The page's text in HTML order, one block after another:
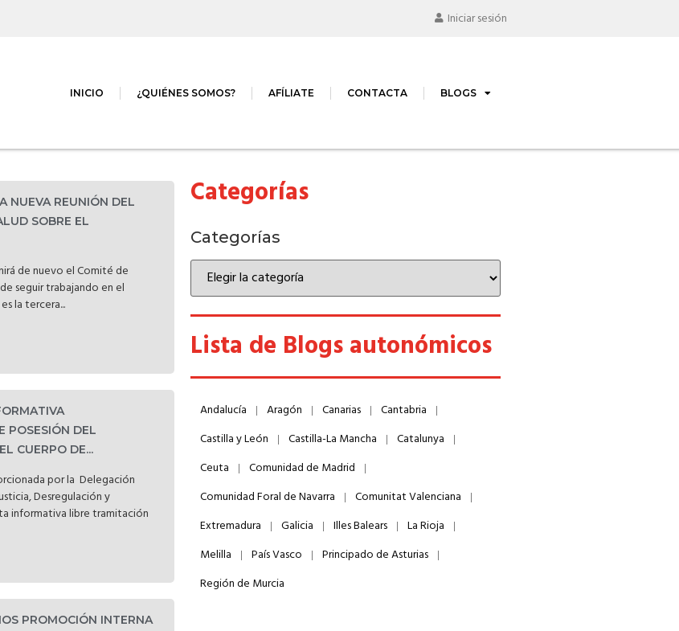
Iniciar sesión
INICIO ¿QUIÉNES SOMOS? AFÍLIATE CONTACTA BLOGS
NUEVA REUNIÓN DEL
SOBRE EL
de nuevo el Comité de
seguir trabajando en el
la tercera...
POSESIÓN DEL
CUERPO DE...
por la Delegación
Desregulación y
informativa libre tramitación
PROMOCIÓN INTERNA
Categorías
Categorías
Lista de Blogs autonómicos
Andalucía Aragón Canarias
Cantabria
Castilla y León
Castilla-La Mancha
Catalunya
Ceuta
Comunidad de Madrid
Comunidad Foral de Navarra
Comunitat Valenciana
Extremadura
Galicia Illes Balears
La Rioja
Melilla
País Vasco
Principado de Asturias
Región de Murcia